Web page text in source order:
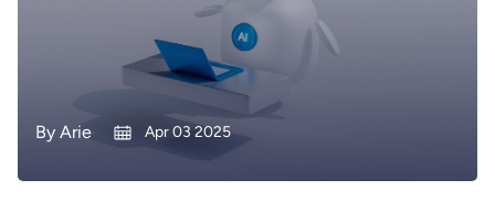
By Arie Apr 03 2025